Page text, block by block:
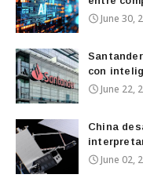
June 30,
con
June 22,
China
June 02,